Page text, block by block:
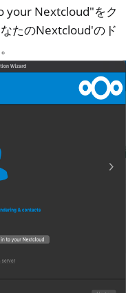
your Nextcloud"をク
たのNextcloud'のド